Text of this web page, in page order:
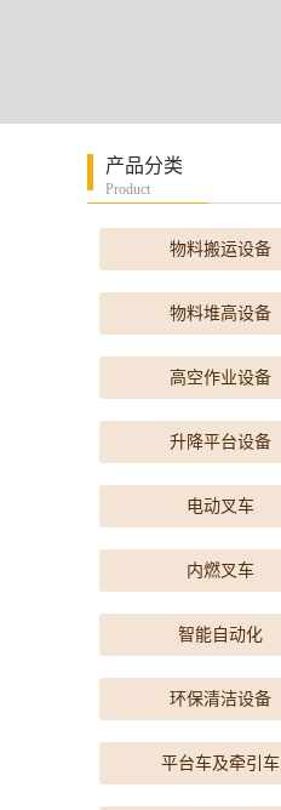
产品分类
Product
物料搬运设备
物料堆高设备
高空作业设备
升降平台设备
电动叉车
内燃叉车
智能自动化
环保清洁设备
平台车及牵引车